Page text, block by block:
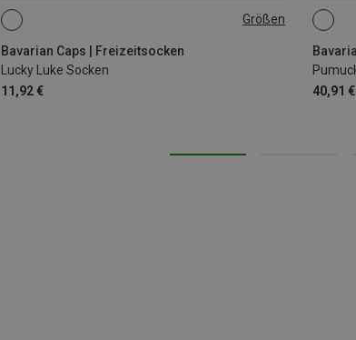
Größen
Bavarian Caps | Freizeitsocken
Lucky Luke Socken
11,92 €
41|42|43|44|45|46
40,91 €
ONE